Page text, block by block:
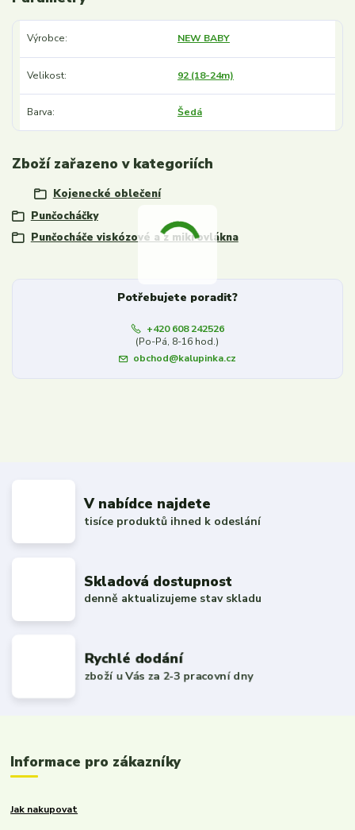
Výrobce NEW BABY
Velikost 92 (18-24m)
Barva Šedá
Zboží zařazeno v kategoriích
Kojenecké oblečení
Punčocháčky
Punčocháče viskózové a z mikrovlákna
Potřebujete poradit?
+420 608 242526
(Po-Pá, 8-16 hod.)
obchod@kalupinka.cz
V nabídce najdete
tisíce produktů ihned k odeslání
Skladová dostupnost
denně aktualizujeme stav skladu
Rychlé dodání
zboží u Vás za 2-3 pracovní dny
Informace pro zákazníky
Jak nakupovat